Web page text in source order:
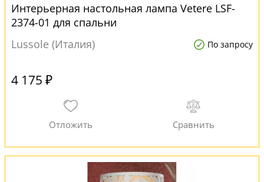
Интерьерная настольная лампа Vetere LSF-
2374-01 для спальни
Lussole (Италия)
По запросу
4 175 ₽